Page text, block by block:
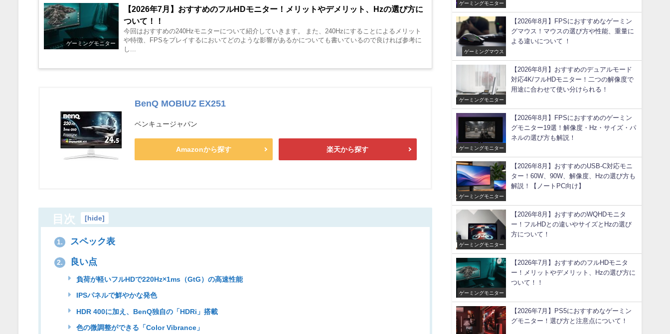
ゲーミングモニター
【2026年7月】おすすめのフルHDモニター！メリットやデメリット、Hzの選び方に
ついて！！
今回はおすすめの240Hzモニターについて紹介していきます。 また、240Hzにすることによるメリット
や特徴、FPSをプレイするにおいてどのような影響があるかについても書いているので良ければ参考に
し...
BenQ MOBIUZ EX251
ベンキュージャパン
Amazonから探す 楽天から探す
目次 [ hide]
1. スペック表
2. 良い点
負荷が軽いフルHDで220Hz×1ms（GtG）の高速性能
IPSパネルで鮮やかな発色
HDR 400に加え、BenQ独自の「HDRi」搭載
色の微調整ができる「Color Vibrance」
ゲーミングモニター
ゲーミングマウス
【2026年8月】FPSにおすすめなゲーミン
グマウス！マウスの選び方や性能、重量に
よる違いについて ！
ゲーミングモニター
【2026年8月】おすすめのデュアルモード
対応4K/フルHDモニター！二つの解像度で
用途に合わせて使い分けられる！
ゲーミングモニター
【2026年8月】FPSにおすすめのゲーミン
グモニター19選！解像度・Hz・サイズ・パ
ネルの選び方も解説！
ゲーミングモニター
【2026年8月】おすすめのUSB-C対応モニ
ター！60W、90W、解像度、Hzの選び方も
解説！【ノートPC向け】
ゲーミングモニター
【2026年8月】おすすめのWQHDモニタ
ー！フルHDとの違いやサイズとHzの選び
方について！
ゲーミングモニター
【2026年7月】おすすめのフルHDモニタ
ー！メリットやデメリット、Hzの選び方に
ついて！！
【2026年7月】PS5におすすめなゲーミン
グモニター！選び方と注意点について！